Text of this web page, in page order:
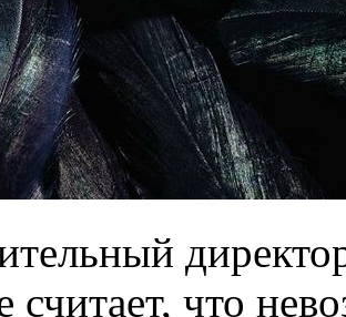
считает, что